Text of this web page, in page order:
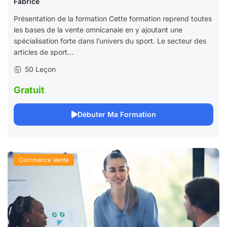
Présentation de la formation Cette formation reprend toutes
les bases de la vente omnicanale en y ajoutant une
spécialisation forte dans l’univers du sport. Le secteur des
articles de sport...
50 Leçon
Gratuit
Débuter Ma Formation
Commerce Vente